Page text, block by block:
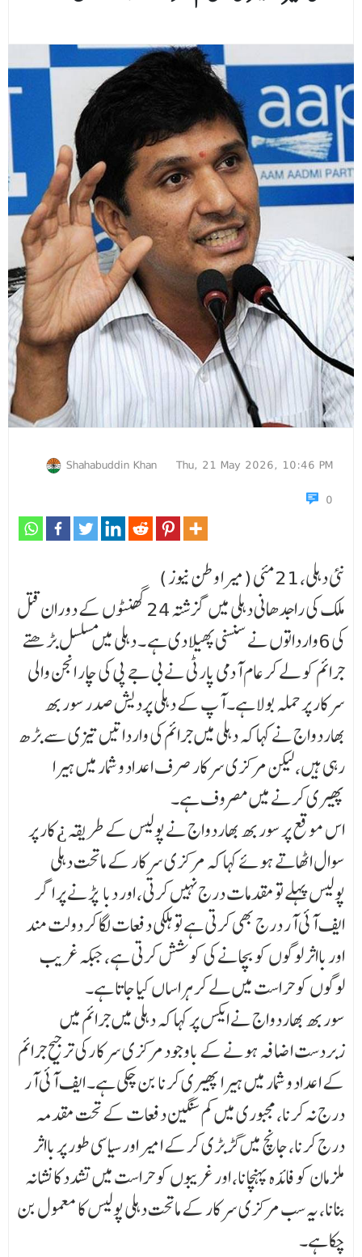
Shahabuddin Khan
Thu, 21 May 2026, 10:46 PM
0
نئی دہلی، 21مئی (میرا وطن نیوز )
ملک کی راجدھانی دہلی میں گزشتہ 24گھنٹوں کے دوران قتل
کی 6وارداتوں نے سنسنی پھیلا دی ہے ۔ دہلی میں مسلسل بڑھتے
جرائم کو لے کر عام آدمی پارٹی نے بی جے پی کی چار انجن والی
سرکار پر حملہ بولا ہے۔ آپ کے دہلی پردیش صدر سوربھ
بھاردواج نے کہا کہ دہلی میں جرائم کی وارداتیں تیزی سے بڑھ
رہی ہیں، لیکن مرکزی سرکار صرف اعداد و شمار میں ہیرا
پھیری کرنے میں مصروف ہے۔
اس موقع پر سوربھ بھاردواج نے پولیس کے طریقہ ¿ کار پر
سوال اٹھاتے ہوئے کہا کہ مرکزی سرکار کے ماتحت دہلی
پولیس پہلے تو مقدمات درج نہیں کرتی، اور دبا ¶ پڑنے پر اگر
ایف آئی آر درج بھی کرتی ہے تو ہلکی دفعات لگا کر دولت مند
اور بااثر لوگوں کو بچانے کی کوشش کرتی ہے، جبکہ غریب
لوگوں کو حراست میں لے کر ہراساں کیا جاتا ہے۔
سوربھ بھاردواج نے ایکس پر کہا کہ دہلی میں جرائم میں
زبردست اضافہ ہونے کے باوجود مرکزی سرکا رکی ترجیح جرائم
کے اعداد و شمار میں ہیرا پھیری کرنا بن چکی ہے۔ ایف آئی آر
درج نہ کرنا، مجبوری میں کم سنگین دفعات کے تحت مقدمہ
درج کرنا، جانچ میں گڑبڑی کرکے امیر اور سیاسی طور پر بااثر
ملزمان کو فائدہ پہنچانا، اور غریبوں کو حراست میں تشدد کا نشانہ
بنانا، یہ سب مرکزی سرکار کے ماتحت دہلی پولیس کا معمول بن
چکا ہے۔